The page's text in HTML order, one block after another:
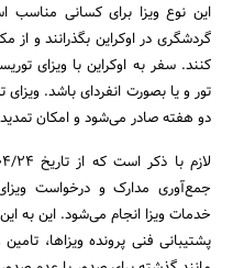
این نوع ویزا برای کسانی
گردشگری در اوکراین بگذرانند و
کنند. سفر به اوکراین با ویزای
تور و یا بصورت انفردای باشد.
دو هفته صادر می‌شود و امکان
جمع‌آوری مدارک و درخواست‌
خدمات ویزا انجام می‌شود. این به
پشتیبانی فنی پرونده ویزاها،